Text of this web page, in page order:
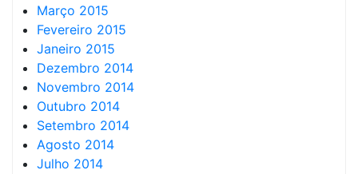
Março 2015
Fevereiro 2015
Janeiro 2015
Dezembro 2014
Novembro 2014
Outubro 2014
Setembro 2014
Agosto 2014
Julho 2014